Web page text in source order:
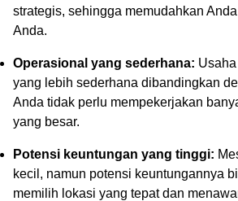
strategis, sehingga memudahkan
Anda.
Operasional yang sederhana:
yang lebih sederhana dibandingkan
Anda tidak perlu mempekerjakan
yang besar.
Potensi keuntungan yang tinggi:
kecil, namun potensi keuntungannya
memilih lokasi yang tepat dan